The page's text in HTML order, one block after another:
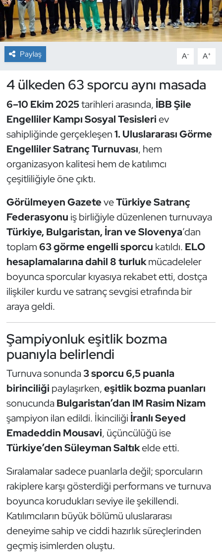
Paylaş A- A+
4 ülkeden 63 sporcu aynı masada
6–10 Ekim 2025tarihleri arasında, İBB Şile
Engelliler Kampı Sosyal Tesisleriev
sahipliğinde gerçekleşen1. Uluslararası Görme
Engelliler Satranç Turnuvası, hem
organizasyon kalitesi hem de katılımcı
çeşitliliğiyle öne çıktı.
Görülmeyen GazeteveTürkiye Satranç
Federasyonu iş birliğiyle düzenlenen turnuvaya
Türkiye, Bulgaristan, İran ve Slovenya’dan
toplam63 görme engelli sporcu katıldı. ELO
hesaplamalarına dahil 8 turlukmücadeleler
boyunca sporcular kıyasıya rekabet etti, dostça
ilişkiler kurdu ve satranç sevgisi etrafında bir
araya geldi.
Şampiyonluk eşitlik bozma
puanıyla belirlendi
Turnuva sonunda 3 sporcu 6,5 puanla
birinciliği paylaşırken,eşitlik bozma puanları
sonucunda Bulgaristan’dan IM Rasim Nizam
şampiyon ilan edildi. İkinciliği İranlı Seyed
Emadeddin Mousavi, üçüncülüğü ise
Türkiye’den Süleyman Saltıkelde etti.
Sıralamalar sadece puanlarla değil; sporcuların
rakiplere karşı gösterdiği performans ve turnuva
boyunca korudukları seviye ile şekillendi.
Katılımcıların büyük bölümü uluslararası
deneyime sahip ve ciddi hazırlık süreçlerinden
geçmiş isimlerden oluştu.
Curling
Dağcılık
Dans Sporları
Dövüş Sanatı
E-Spor
Eskrim
Futbol
Futsal
Genel
Golf
Güreş
Halter
Hava Sporları
Hentbol
İşitme Engelli Sporcular
Judo ve Kuraş
Kano ve Rafting
Karate
Kempo
Kick Boks
Kürek